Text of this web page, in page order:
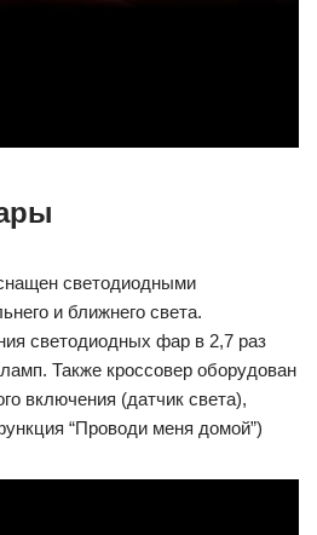
светодиодными
и ближнего света.
светодиодных фар в 2,7 раз
Также кроссовер оборудован
включения (датчик света),
“Проводи меня домой”)